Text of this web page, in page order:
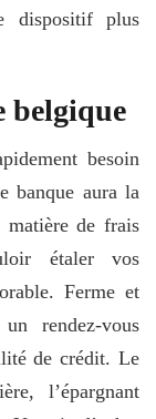
dispositif plus
belgique
besoin
banque aura la
matière de frais
étaler vos
Ferme et
rendez-vous
de crédit. Le
l’épargnant